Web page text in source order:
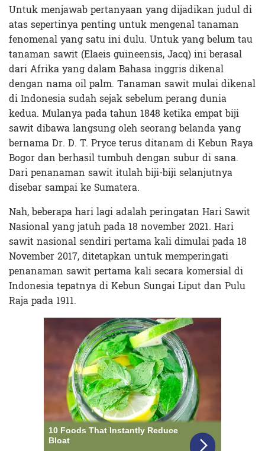
Untuk menjawab pertanyaan yang dijadikan judul di
atas sepertinya penting untuk mengenal tanaman
fenomenal yang satu ini dulu. Untuk yang belum tau
tanaman sawit (Elaeis guineensis, Jacq) ini berasal
dari Afrika yang dalam Bahasa inggris dikenal
dengan nama oil palm. Tanaman sawit mulai dikenal
di Indonesia sudah sejak sebelum perang dunia
kedua. Mulanya pada tahun 1848 ketika empat biji
sawit dibawa langsung oleh seorang belanda yang
bernama Dr. D. T. Pryce terus ditanam di Kebun Raya
Bogor dan berhasil tumbuh dengan subur di sana.
Dari penanaman sawit itulah biji-biji selanjutnya
disebar sampai ke Sumatera.
Nah, beberapa hari lagi adalah peringatan Hari Sawit
Nasional yang jatuh pada 18 november 2021. Hari
sawit nasional sendiri pertama kali dimulai pada 18
November 2017, ditetapkan untuk memperingati
penanaman sawit pertama kali secara komersial di
Indonesia tepatnya di Kebun Sungai Liput dan Pulu
Raja pada 1911.